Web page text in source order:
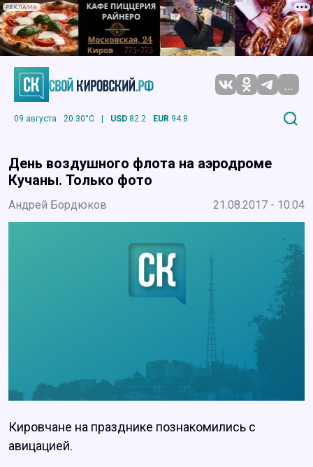
РЕКЛАМА
...
09 августа 20.30°C | USD 82.2 EUR 94.8
День воздушного флота на аэродроме
Кучаны. Только фото
Андрей Бордюков 21.08.2017 - 10:04
Кировчане на празднике познакомились с
авицацией.